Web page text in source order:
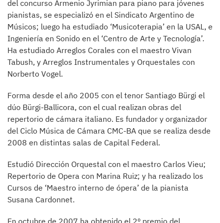
del concurso Armenio Jyrimian para piano para jóvenes
pianistas, se especializó en el Sindicato Argentino de
Músicos; luego ha estudiado ‘Musicoterapia’ en la USAL, e
Ingeniería en Sonido en el ‘Centro de Arte y Tecnología’.
Ha estudiado Arreglos Corales con el maestro Vivan
Tabush, y Arreglos Instrumentales y Orquestales con
Norberto Vogel.
Forma desde el año 2005 con el tenor Santiago Bürgi el
dúo Bürgi-Ballicora, con el cual realizan obras del
repertorio de cámara italiano. Es fundador y organizador
del Ciclo Música de Cámara CMC-BA que se realiza desde
2008 en distintas salas de Capital Federal.
Estudió Dirección Orquestal con el maestro Carlos Vieu;
Repertorio de Opera con Marina Ruiz; y ha realizado los
Cursos de ‘Maestro interno de ópera’ de la pianista
Susana Cardonnet.
En octubre de 2007 ha obtenido el 2º premio del